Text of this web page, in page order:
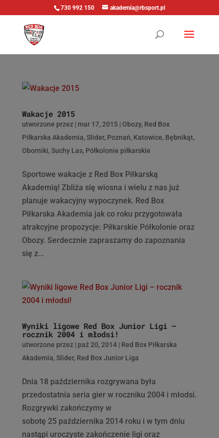
730 992 150 akademia@rbsport.pl
Wakacje 2015
utworzone przez | mar 17, 2015| Obozy, Red Box
Piłkarska Akademia,Slider, Poznań, Katowice, Bębnikąt,
Oborniki,Suchy Las, Półkolonie piłkarskie
Sportowe wakacje z Red Box Piłkarską
Akademią! Zbliża się wiosna i wielu z nas już
planuje wakacyjny wypoczynek. Red Box
Piłkarska Akademia jak co roku przygotowała
atrakcyjne propozycje: Piłkarskie Półkolonie oraz
Obozy. Serdecznie zapraszamy do zapoznania
się z...
Wyniki ligowe Red Box Junior Ligi –
rocznik 2004 i młodsi!
utworzone przez | paź 20, 2014| Red Box Piłkarska
Akademia,Slider, Red Box Junior Liga
Dnia 18 października rozgrywana była
przedostatnia seria gier w roczniku 2004 i młodsi.
Rozgrywki zakończymy w
sobotę 25 października 2014 roku i w tym dniu
nastąpi uroczyste zakończenie ligi oraz